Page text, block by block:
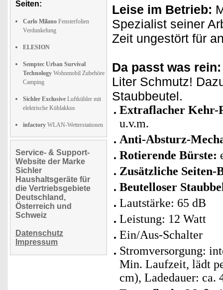
Seiten:
Carlo Milano Fensterfolien
Verdunkelung
ELESION
Semptec Urban Survival
Technology Wohnmobil Zubehöre
Camping
Sichler Exclusive Luftkühler mit
elektrische Kühlakkus
infactory WLAN-Wetterstationen
Service- & Support-
Website der Marke
Sichler
Haushaltsgeräte für
die Vertriebsgebiete
Deutschland,
Österreich und
Schweiz
Datenschutz
Impressum
Leise im Betrieb:
Spezialist seiner
Zeit ungestört für
Da passt was rein:
Liter Schmutz!
Staubbeutel.
Extraflacher Kehr-
u.v.m.
Anti-Absturz-
Rotierende Bürste:
Zusätzliche
Beutelloser
Lautstärke: 65 dB
Leistung: 12 Watt
Ein/Aus-Schalter
Stromversorgung:
Min. Laufzeit, lädt
cm), Ladedauer: ca.